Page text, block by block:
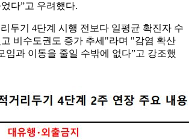
다”고 우려했다.
두기 4단계 시행 전보다 일평균 확진자 수
비수도권도 증가 추세"라며 "감염 확산
임과 이동을 줄일 수밖에 없다”고 강조했